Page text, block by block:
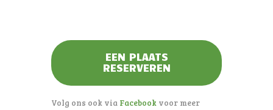
EEN PLAATS
RESERVEREN
Volg ons ook via Facebook voor meer